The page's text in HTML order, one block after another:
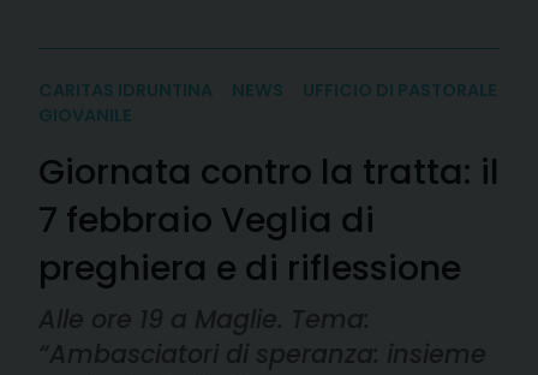
CARITAS IDRUNTINA NEWS
UFFICIO DI PASTORALE
GIOVANILE
Giornata contro la tratta: il
7 febbraio Veglia di
preghiera e di riflessione
Alle ore 19 a Maglie. Tema:
“Ambasciatori di speranza: insieme